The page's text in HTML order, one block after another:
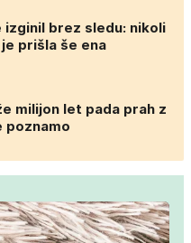
brez sledu: nikoli
prišla še ena
milijon let pada prah z
poznamo